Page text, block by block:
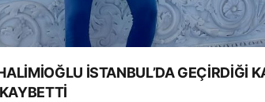
İSTANBUL’DA GEÇİRDİĞİ